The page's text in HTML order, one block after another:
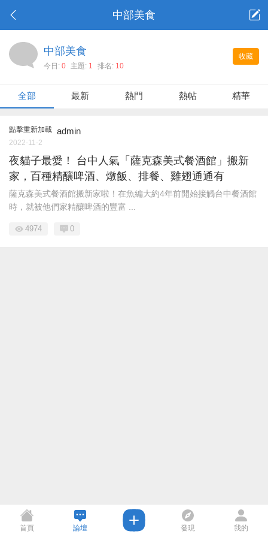
中部美食
收藏
中部美食
今日: 0 主題: 1 排名: 10
全部 最新 熱門 熱帖 精華
點擊重新加載 admin
2022-11-2
夜貓子最愛！ 台中人氣「薩克森美式餐酒館」搬新
家，百種精釀啤酒、燉飯、排餐、雞翅通通有
薩克森美式餐酒館搬新家啦！在魚編大約4年前開始接觸台中餐酒館
時，就被他們家精釀啤酒的豐富 ...
4974 0
首頁 論壇 發現 我的